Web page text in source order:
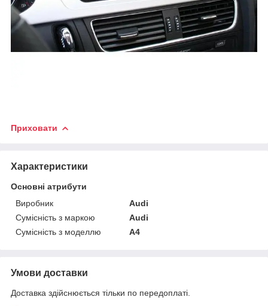
Приховати
Характеристики
Основні атрибути
Виробник
Audi
Сумісність з маркою
Audi
Сумісність з моделлю
A4
Умови доставки
Доставка здійснюється тільки по передоплаті.